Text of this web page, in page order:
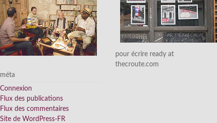
méta
Connexion
Flux des publications
Flux des commentaires
Site de WordPress-FR
pour écrire ready at
thecroute.com